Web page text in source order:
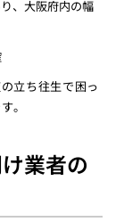
、大阪府内の幅
立ち往生で困っ
。
業者の